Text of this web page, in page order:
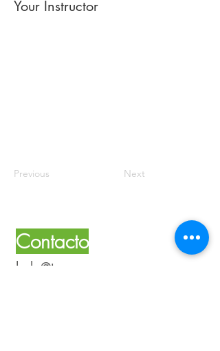
Your Instructor
Previous Next
Contacto
hola@tsomospersonas.com